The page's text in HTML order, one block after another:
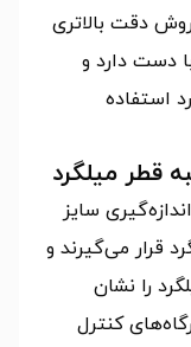
دقت بالاتری
دست دارد و
استفاده
قطر میلگرد
سایز
قرار می‌گیرند و
را نشان
کنترل